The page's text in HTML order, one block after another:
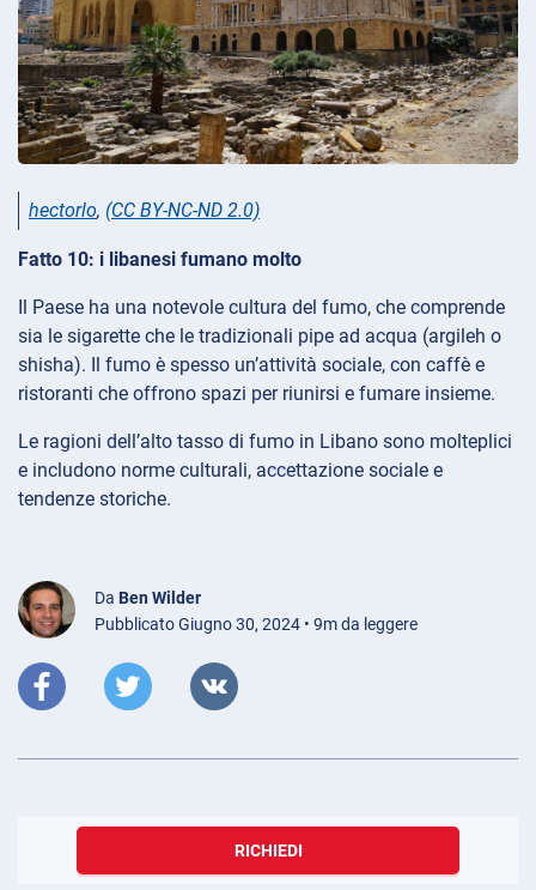
hectorlo, (CC BY-NC-ND 2.0)
Fatto 10: i libanesi fumano molto
Il Paese ha una notevole cultura del fumo, che comprende
sia le sigarette che le tradizionali pipe ad acqua (argileh o
shisha). Il fumo è spesso un’attività sociale, con caffè e
ristoranti che offrono spazi per riunirsi e fumare insieme.
Le ragioni dell’alto tasso di fumo in Libano sono molteplici
e includono norme culturali, accettazione sociale e
tendenze storiche.
Da Ben Wilder
Pubblicato Giugno 30, 2024 • 9m da leggere
RICHIEDI